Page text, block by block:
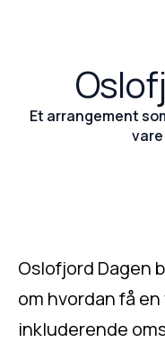
Et arrangement
Oslofjord Dagen
om hvordan få
inkluderende